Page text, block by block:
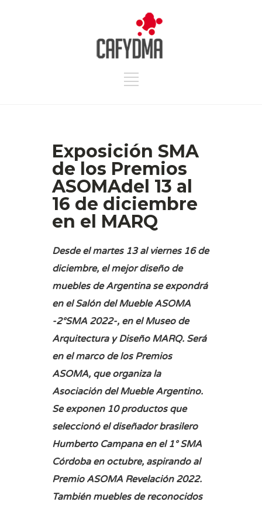
Exposición SMA
de los Premios
ASOMAdel 13 al
16 de diciembre
en el MARQ
Desde el martes 13 al viernes 16 de
diciembre, el mejor diseño de
muebles de Argentina se expondrá
en el Salón del Mueble ASOMA
-2°SMA 2022-, en el Museo de
Arquitectura y Diseño MARQ. Será
en el marco de los Premios
ASOMA, que organiza la
Asociación del Mueble Argentino.
Se exponen 10 productos que
seleccionó el diseñador brasilero
Humberto Campana en el 1° SMA
Córdoba en octubre, aspirando al
Premio ASOMA Revelación 2022.
También muebles de reconocidos